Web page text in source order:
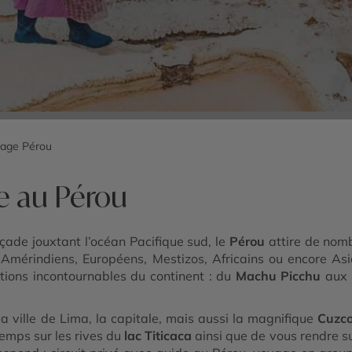
Pérou
au Pérou
jouxtant l’océan Pacifique sud, le Pérou attire de
Européens, Mestizos, Africains ou encore
incontournables du continent : du Machu Picchu aux
ville de Lima, la capitale, mais aussi la magnifique
sur les rives du lac Titicaca ainsi que de vous rendre